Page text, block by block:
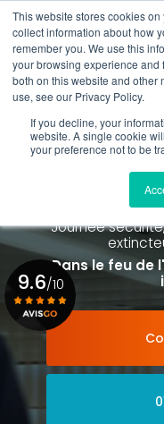
This website stores cookies
collect information about how
remember you. We use this
your browsing experience and
both on this website and other
use, see our Privacy Policy.
If you decline, your
website. A single cookie
your preference not to be
Aller
au
contenu
principal
01 84 20 18 48
Spécialiste
de la
à Paris La
Journée
Dans le feu de
9.6/10
Voir le certificat